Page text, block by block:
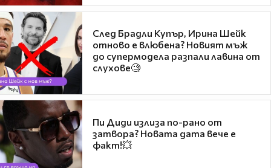
След Брадли Купър, Ирина Шейк
отново е влюбена? Новият мъж
до супермодела разпали лавина от
слухове🧐
Пи Диди излиза по-рано от
затвора? Новата дата вече е
факт!💥